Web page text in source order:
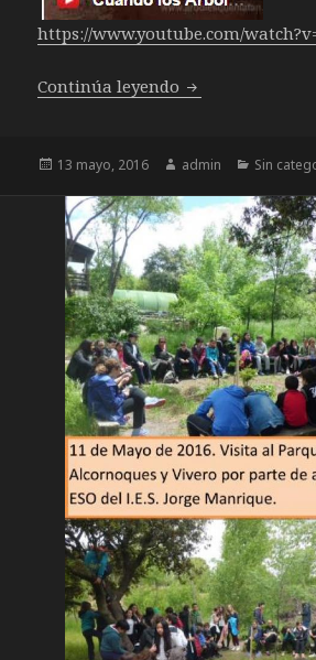
https://www.youtube.com/watch?
Continúa leyendo Cuando los
Publicado
13 mayo, 2016 Autor
admin Sin